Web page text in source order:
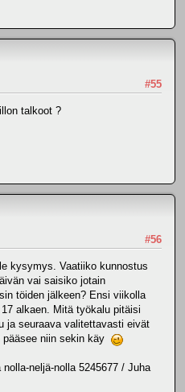
#55
talkoot ?
#56
kysymys. Vaatiiko kunnostus
vai saisiko jotain
töiden jälkeen? Ensi viikolla
alkaen. Mitä työkalu pitäisi
ja seuraava valitettavasti eivät
niin sekin käy
neljä-nolla 5245677 / Juha